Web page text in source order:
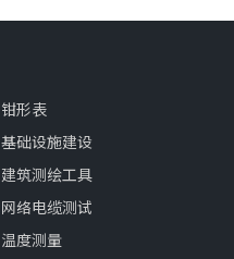
钳形表
基础设施建设
建筑测绘工具
网络电缆测试
温度测量